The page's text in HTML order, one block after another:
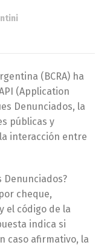
(BCRA) ha
(Application
Denunciados, la
públicas y
interacción entre
Denunciados?
cheque,
el código de la
indica si
caso afirmativo, la